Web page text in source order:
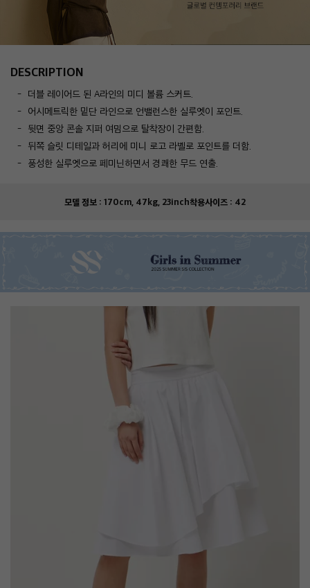
DESCRIPTION
더블 레이어드 된 A라인의 미디 볼륨 스커트.
어시메트릭한 밑단 라인으로 언밸런스한 실루엣이 포인트.
뒷면 중앙 콘솔 지퍼 여밈으로 탈착장이 간편함.
뒤쪽 슬릿 디테일과 허리에 미니 로고 라벨로 포인트를 더함.
풍성한 실루엣으로 페미닌하면서 경쾌한 무드 연출.
모델 정보 : 170cm, 47kg, 23inch착용사이즈 : 42